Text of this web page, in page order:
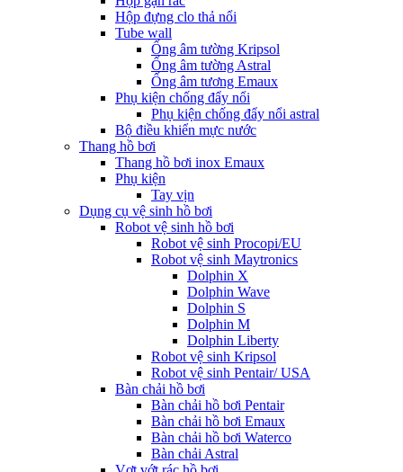
Hộp đựng clo thả nổi
Tube wall
Ống âm tường Kripsol
Ống âm tường Astral
Ống âm tương Emaux
Phụ kiện chống đẩy nổi
Phụ kiện chống đẩy nổi astral
Bộ điều khiển mực nước
Thang hồ bơi
Thang hồ bơi inox Emaux
Phụ kiện
Tay vịn
Dụng cụ vệ sinh hồ bơi
Robot vệ sinh hồ bơi
Robot vệ sinh Procopi/EU
Robot vệ sinh Maytronics
Dolphin X
Dolphin Wave
Dolphin S
Dolphin M
Dolphin Liberty
Robot vệ sinh Kripsol
Robot vệ sinh Pentair/ USA
Bàn chải hồ bơi
Bàn chải hồ bơi Pentair
Bàn chải hồ bơi Emaux
Bàn chải hồ bơi Waterco
Bàn chải Astral